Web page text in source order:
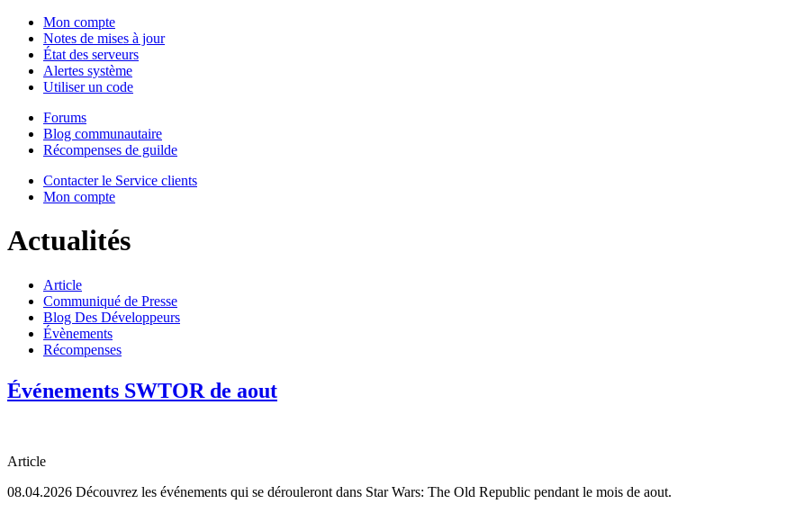
Mon compte
Notes de mises à jour
État des serveurs
Alertes système
Utiliser un code
Forums
Blog communautaire
Récompenses de guilde
Contacter le Service clients
Mon compte
Actualités
Article
Communiqué de Presse
Blog Des Développeurs
Évènements
Récompenses
Événements SWTOR de aout
Article
08.04.2026 Découvrez les événements qui se dérouleront dans Star Wars: The Old Republic pendant le mois de aout.